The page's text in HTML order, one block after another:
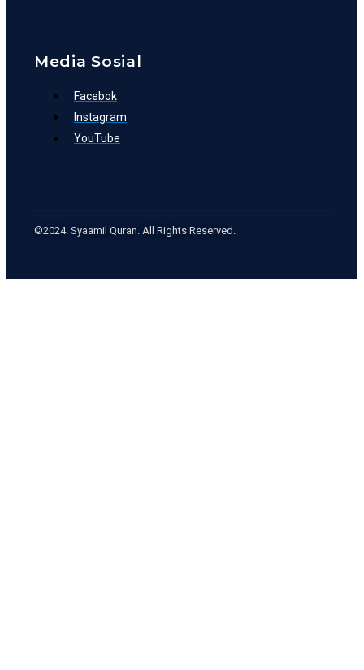
Media Sosial
Facebok
Instagram
YouTube
©2024. Syaamil Quran. All Rights Reserved.